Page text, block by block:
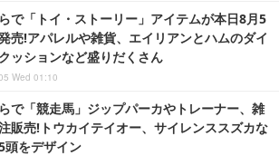
で「トイ・ストーリー」アイテムが本日8月5
売!アパレルや雑貨、エイリアンとハムのダイ
ッションなど盛りだくさん
Wed 01:10
で「競走馬」ジップパーカやトレーナー、雑
販売!トウカイテイオー、サイレンススズカな
頭をデザイン